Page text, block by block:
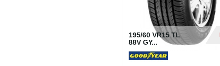
195/60 VR15 TL
88V GY...